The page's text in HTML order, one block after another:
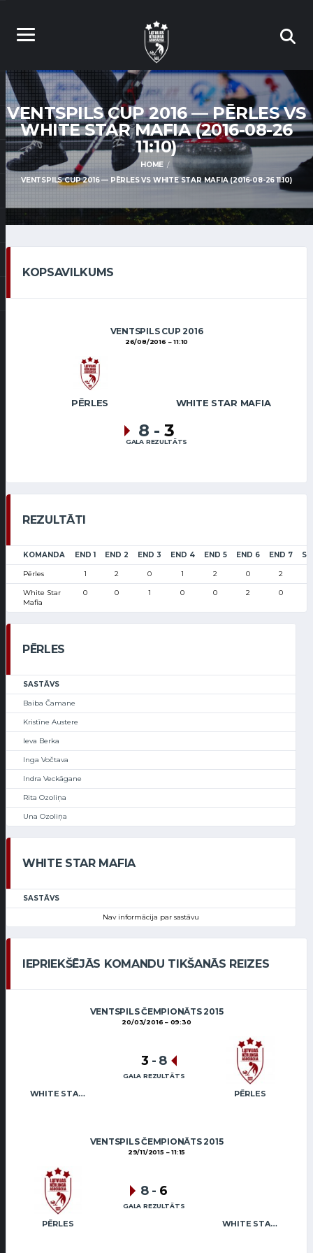
VENTSPILS CUP 2016 — PĒRLES VS
WHITE STAR MAFIA (2016-08-26
11:10)
HOME
VENTSPILS CUP 2016 — PĒRLES VS WHITE STAR MAFIA (2016-08-26 11:10)
KOPSAVILKUMS
VENTSPILS CUP 2016
26/08/2016 11:10
PĒRLES WHITE STAR MAFIA
8 - 3
GALA REZULTĀTS
REZULTĀTI
KOMANDA END 1 END 2 END 3 END 4 END 5 END 6 END 7
Pērles 1 2 0 1 2 0 2
White Star
Mafia
0 0 1 0 0 2 0
PĒRLES
SASTĀVS
Baiba Čamane
Kristīne Austere
Ieva Berka
Inga Vočtava
Indra Veckāgane
Rita Ozoliņa
Una Ozoliņa
WHITE STAR MAFIA
SASTĀVS
Nav informācija par sastāvu
IEPRIEKŠĒJĀS KOMANDU TIKŠANĀS REIZES
VENTSPILS ČEMPIONĀTS 2015
20/03/2016 09:30
WHITE STAR MAFIA PĒRLES
3 - 8
GALA REZULTĀTS
VENTSPILS ČEMPIONĀTS 2015
29/11/2015 11:15
PĒRLES WHITE STAR MAFIA
8 - 6
GALA REZULTĀTS